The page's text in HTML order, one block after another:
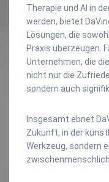
Therapie und AI in
werden, bietet
Lösungen, die
Praxis überzeugen.
Unternehmen, die
nicht nur die
sondern auch
Insgesamt ebnet
Zukunft, in der
Werkzeug, sondern